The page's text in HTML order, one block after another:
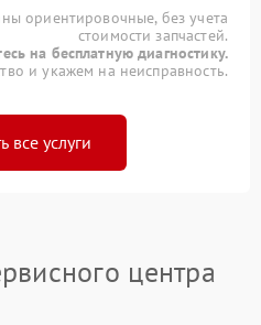
ориентировочные, без учета
стоимости запчастей.
на бесплатную диагностику.
и укажем на неисправность.
все услуги
центра